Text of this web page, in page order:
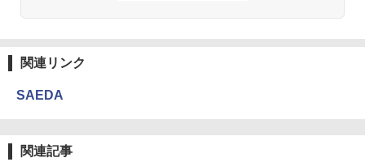
関連リンク
SAEDA
関連記事